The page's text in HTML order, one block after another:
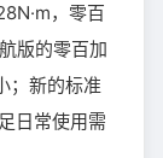
，零百
版的零百加
；新的标准
日常使用需